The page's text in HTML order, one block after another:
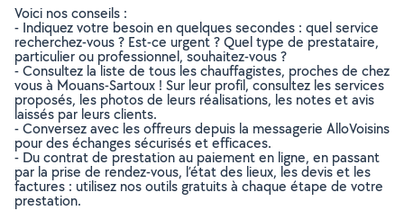
Voici nos conseils :
- Indiquez votre besoin en quelques secondes : quel service
recherchez-vous ? Est-ce urgent ? Quel type de prestataire,
particulier ou professionnel, souhaitez-vous ?
- Consultez la liste de tous les chauffagistes, proches de chez
vous à Mouans-Sartoux ! Sur leur profil, consultez les services
proposés, les photos de leurs réalisations, les notes et avis
laissés par leurs clients.
- Conversez avec les offreurs depuis la messagerie AlloVoisins
pour des échanges sécurisés et efficaces.
- Du contrat de prestation au paiement en ligne, en passant
par la prise de rendez-vous, l’état des lieux, les devis et les
factures : utilisez nos outils gratuits à chaque étape de votre
prestation.